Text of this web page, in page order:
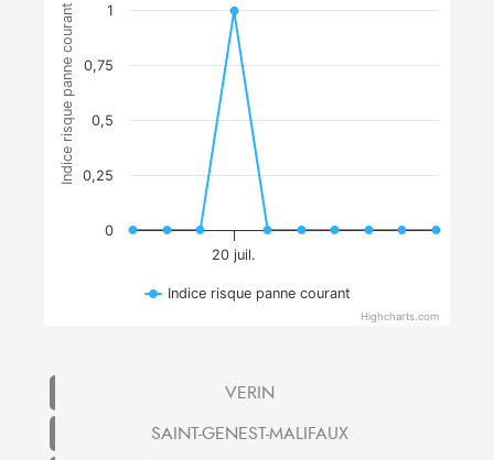
Indice risque panne courant
20 juil.
0
0,25
0,5
0,75
1
Indice risque panne courant
Highcharts.com
VERIN
SAINT-GENEST-MALIFAUX